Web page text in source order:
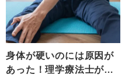
身体が硬いのには原因が
あった！理学療法士が解